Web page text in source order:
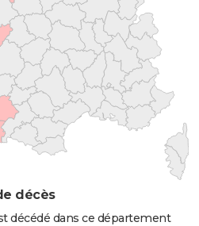
décès
décédé dans ce département